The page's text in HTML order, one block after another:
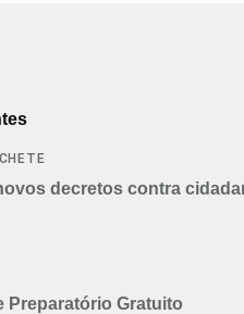
decretos contra
Preparatório Gratuito